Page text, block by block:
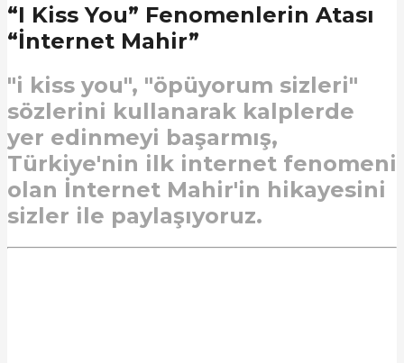
“I Kiss You” Fenomenlerin Atası
“İnternet Mahir”
"i kiss you", "öpüyorum sizleri"
sözlerini kullanarak kalplerde
yer edinmeyi başarmış,
Türkiye'nin ilk internet fenomeni
olan İnternet Mahir'in hikayesini
sizler ile paylaşıyoruz.